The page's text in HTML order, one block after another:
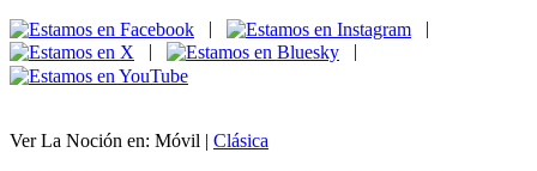
|
|
|
|
Ver La Noción en: Móvil | Clásica